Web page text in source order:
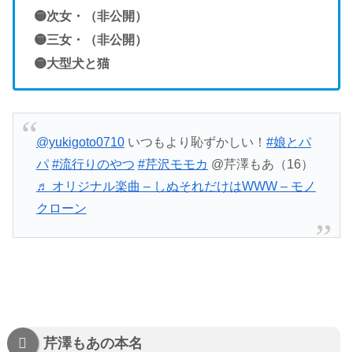
🟡次女・（非公開）
🟡三女 ・（非公開）
🟡大型犬と猫
@yukigoto0710いつもより恥ずかしい！ #娘とパ
パ #流行りのやつ #芹沢モモカ @芹澤もあ（16）
♬ オリジナル楽曲 – しぬそれだけはWWW – モノ
クローン
芹澤もあの本名